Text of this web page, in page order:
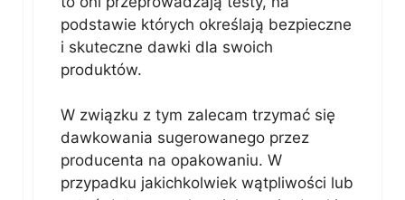
podstawie których określają bezpieczne
i skuteczne dawki dla swoich
produktów.
W związku z tym zalecam trzymać się
dawkowania sugerowanego przez
producenta na opakowaniu. W
przypadku jakichkolwiek wątpliwości lub